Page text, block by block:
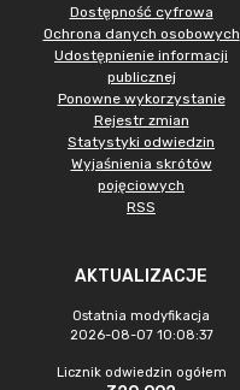
Dostępność cyfrowa
Ochrona danych osobowych
Udostępnienie informacji
publicznej
Ponowne wykorzystanie
Rejestr zmian
Statystyki odwiedzin
Wyjaśnienia skrótów
pojęciowych
RSS
AKTUALIZACJE
Ostatnia modyfikacja
2026-08-07 10:08:37
Licznik odwiedzin ogółem